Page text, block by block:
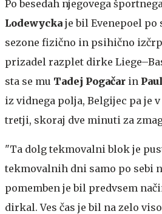
Po besedah njegovega
Lodewycka je bil Evenepoel po
sezone fizično in psihično
prizadel razplet dirke
sta se mu Tadej Pogačar in
iz vidnega polja, Belgijec pa je
tretji, skoraj dve minuti za
"Ta dolg tekmovalni blok je
tekmovalnih dni samo po sebi
pomemben je bil predvsem
dirkal. Ves čas je bil na zelo